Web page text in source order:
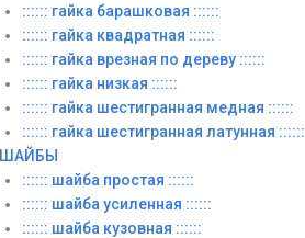
:::::: гайка барашковая ::::::
:::::: гайка квадратная ::::::
:::::: гайка врезная по дереву ::::::
:::::: гайка низкая ::::::
:::::: гайка шестигранная медная ::::::
:::::: гайка шестигранная латунная ::::::
ШАЙБЫ
:::::: шайба простая ::::::
:::::: шайба усиленная ::::::
:::::: шайба кузовная ::::::